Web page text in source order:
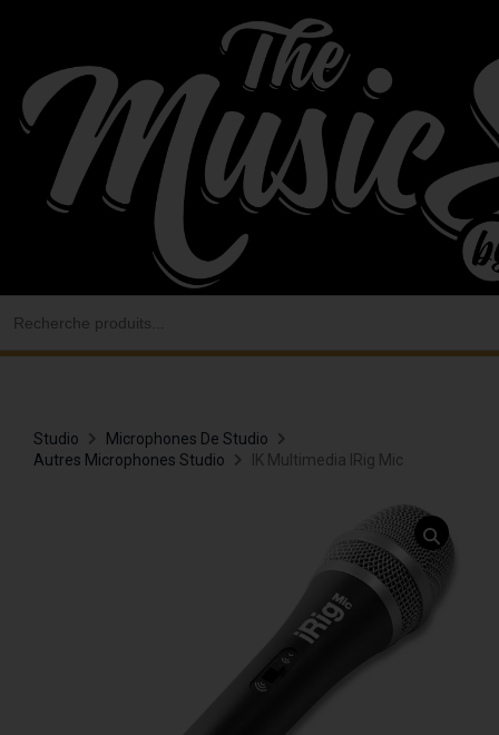
contenu
Studio
Microphones De Studio
Autres Microphones Studio
IK Multimedia IRig Mic